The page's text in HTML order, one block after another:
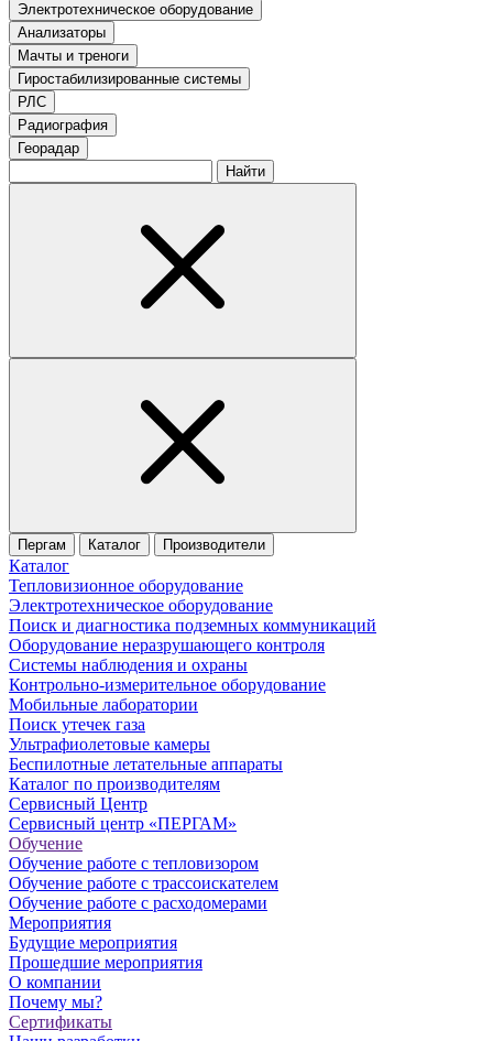
Электротехническое оборудование
Анализаторы
Мачты и треноги
Гиростабилизированные системы
РЛС
Радиография
Георадар
Найти
Пергам Каталог Производители
Каталог
Тепловизионное оборудование
Электротехническое оборудование
Поиск и диагностика подземных коммуникаций
Оборудование неразрушающего контроля
Системы наблюдения и охраны
Контрольно-измерительное оборудование
Мобильные лаборатории
Поиск утечек газа
Ультрафиолетовые камеры
Беспилотные летательные аппараты
Каталог по производителям
Сервисный Центр
Сервисный центр «ПЕРГАМ»
Обучение
Обучение работе с тепловизором
Обучение работе с трассоискателем
Обучение работе с расходомерами
Мероприятия
Будущие мероприятия
Прошедшие мероприятия
О компании
Почему мы?
Сертификаты